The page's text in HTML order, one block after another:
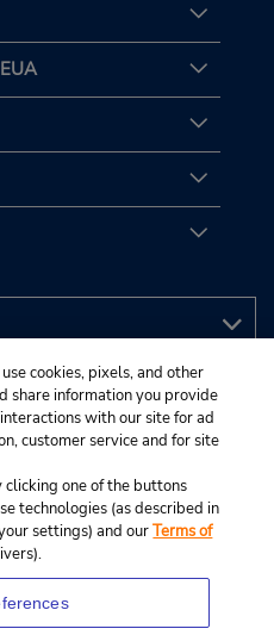
cookies, pixels, and other
share information you provide
with our site for ad
customer service and for site
one of the buttons
technologies (as described in
settings) and ourTerms of